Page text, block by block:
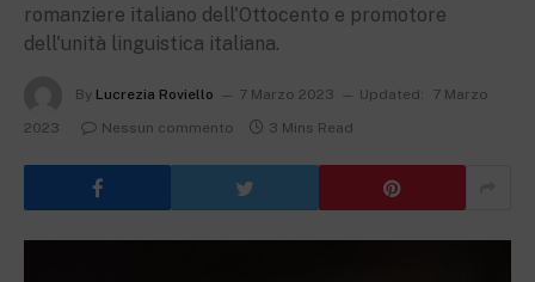
romanziere italiano dell'Ottocento e promotore
dell'unità linguistica italiana.
By Lucrezia Roviello 7 Marzo 2023 Updated:
7 Marzo
2023
Nessun commento 3 Mins Read